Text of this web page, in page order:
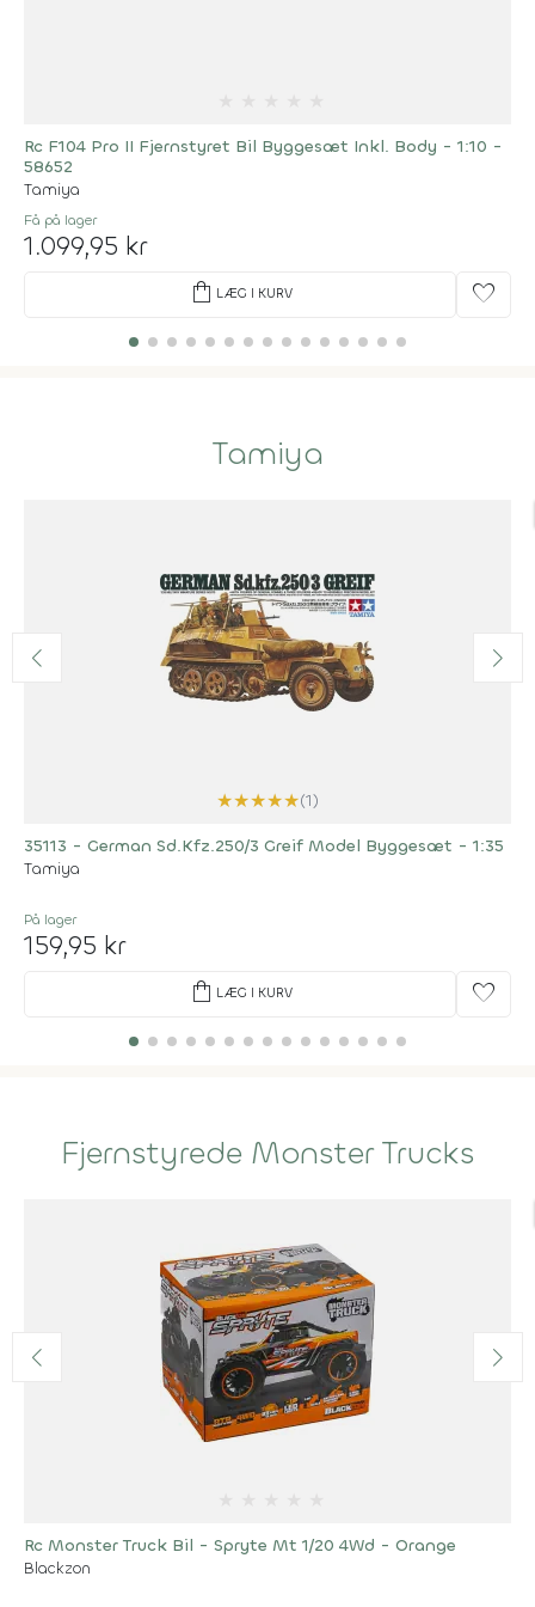
Rc F104 Pro II Fjernstyret Bil Byggesæt Inkl. Body - 1:10 -
58652
Tamiya
Få på lager
1.099,95 kr
shopping_bag LÆG I KURV favorite
Tamiya
★★★★★(1)
35113 - German Sd.Kfz.250/3 Greif Model Byggesæt - 1:35
Tamiya
På lager
159,95 kr
shopping_bag LÆG I KURV favorite
Fjernstyrede Monster Trucks
Rc Monster Truck Bil - Spryte Mt 1/20 4Wd - Orange
Blackzon